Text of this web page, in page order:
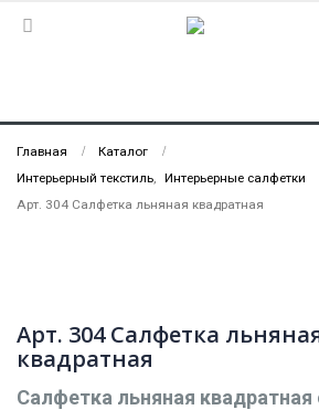
Главная
Каталог
Интерьерный текстиль, Интерьерные салфетки
Арт. 304 Салфетка льняная квадратная
Арт. 304 Салфетка
квадратная
Салфетка льняная квадратная